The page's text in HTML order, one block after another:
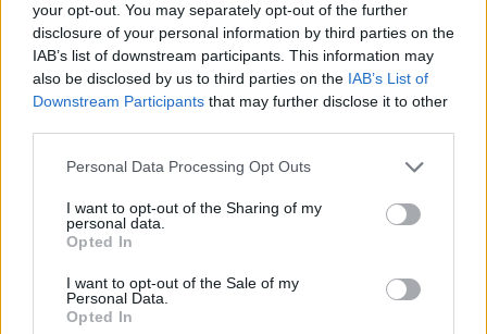
your opt-out. You may separately opt-out of the further
disclosure of your personal information by third parties on the
IAB’s list of downstream participants. This information may
also be disclosed by us to third parties on the IAB’s List of
Downstream Participants that may further disclose it to other
Please note that this website/app uses one or more Google
not limited to your visit or usage behaviour. You may click to
grant or deny consent to Google and its third-party tags to
use your data for below specified purposes in below Google
consent section.
Personal Data Processing Opt Outs
I want to opt-out of the Sharing of my
personal data.
Opted In
I want to opt-out of the Sale of my
Personal Data.
Opted In
Δεκαπενταύγουστος 2026: Πώς αμείβεται η εργασία
ΑΝΑΡΤΗΘΗΚΕ ΑΠΟΣΤΈΛΛΑ ΛΊΤΑΙΝΑ 6 ΑΥΓΟΎΣΤΟΥ 2026